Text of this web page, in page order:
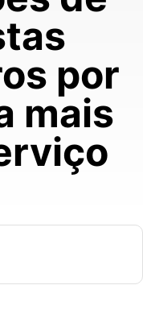
por
mais